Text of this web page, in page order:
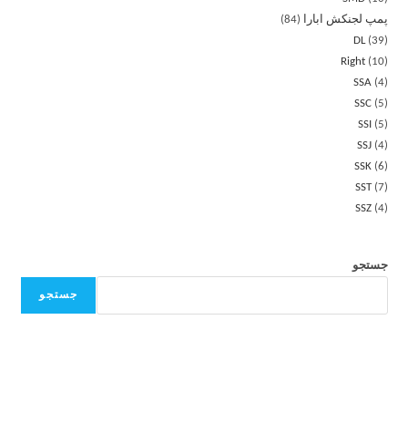
پمپ لجنکش ابارا
84
DL 39
Right
10
SSA 4
SSC
5
SSI
5
SSJ 4
SSK 6
SST 7
SSZ 4
جستجو
جستجو